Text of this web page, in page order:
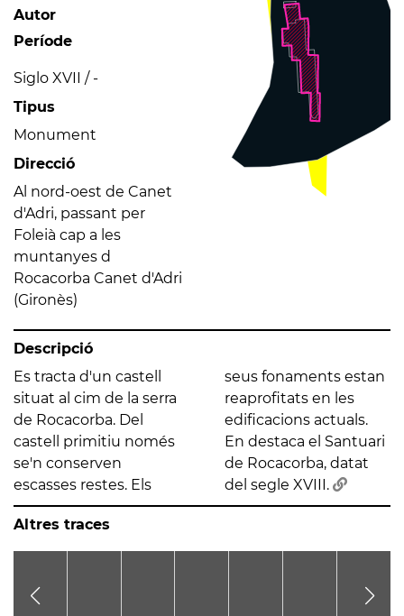
Autor
Període
Siglo XVII / -
Tipus
Monument
Direcció
Al nord-oest de Canet
d'Adri, passant per
Foleià cap a les
muntanyes d
Rocacorba Canet d'Adri
(Gironès)
Descripció
Es tracta d'un castell
situat al cim de la serra
de Rocacorba. Del
castell primitiu només
se'n conserven
escasses restes. Els
seus fonaments estan
reaprofitats en les
edificacions actuals.
En destaca el Santuari
de Rocacorba, datat
del segle XVIII.
Altres traces